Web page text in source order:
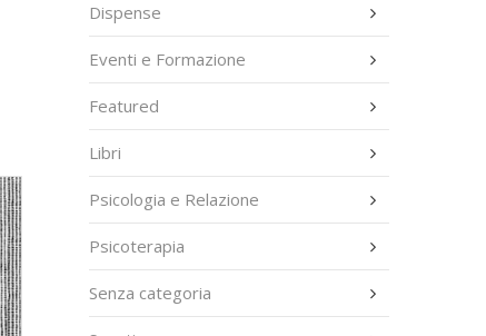
Dispense
Eventi e Formazione
Featured
Libri
Psicologia e Relazione
Psicoterapia
Senza categoria